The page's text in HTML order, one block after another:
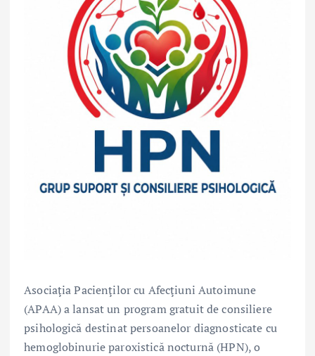
Asociaţia Pacienţilor cu Afecţiuni Autoimune
(APAA) a lansat un program gratuit de consiliere
psihologică destinat persoanelor diagnosticate cu
hemoglobinurie paroxistică nocturnă (HPN), o